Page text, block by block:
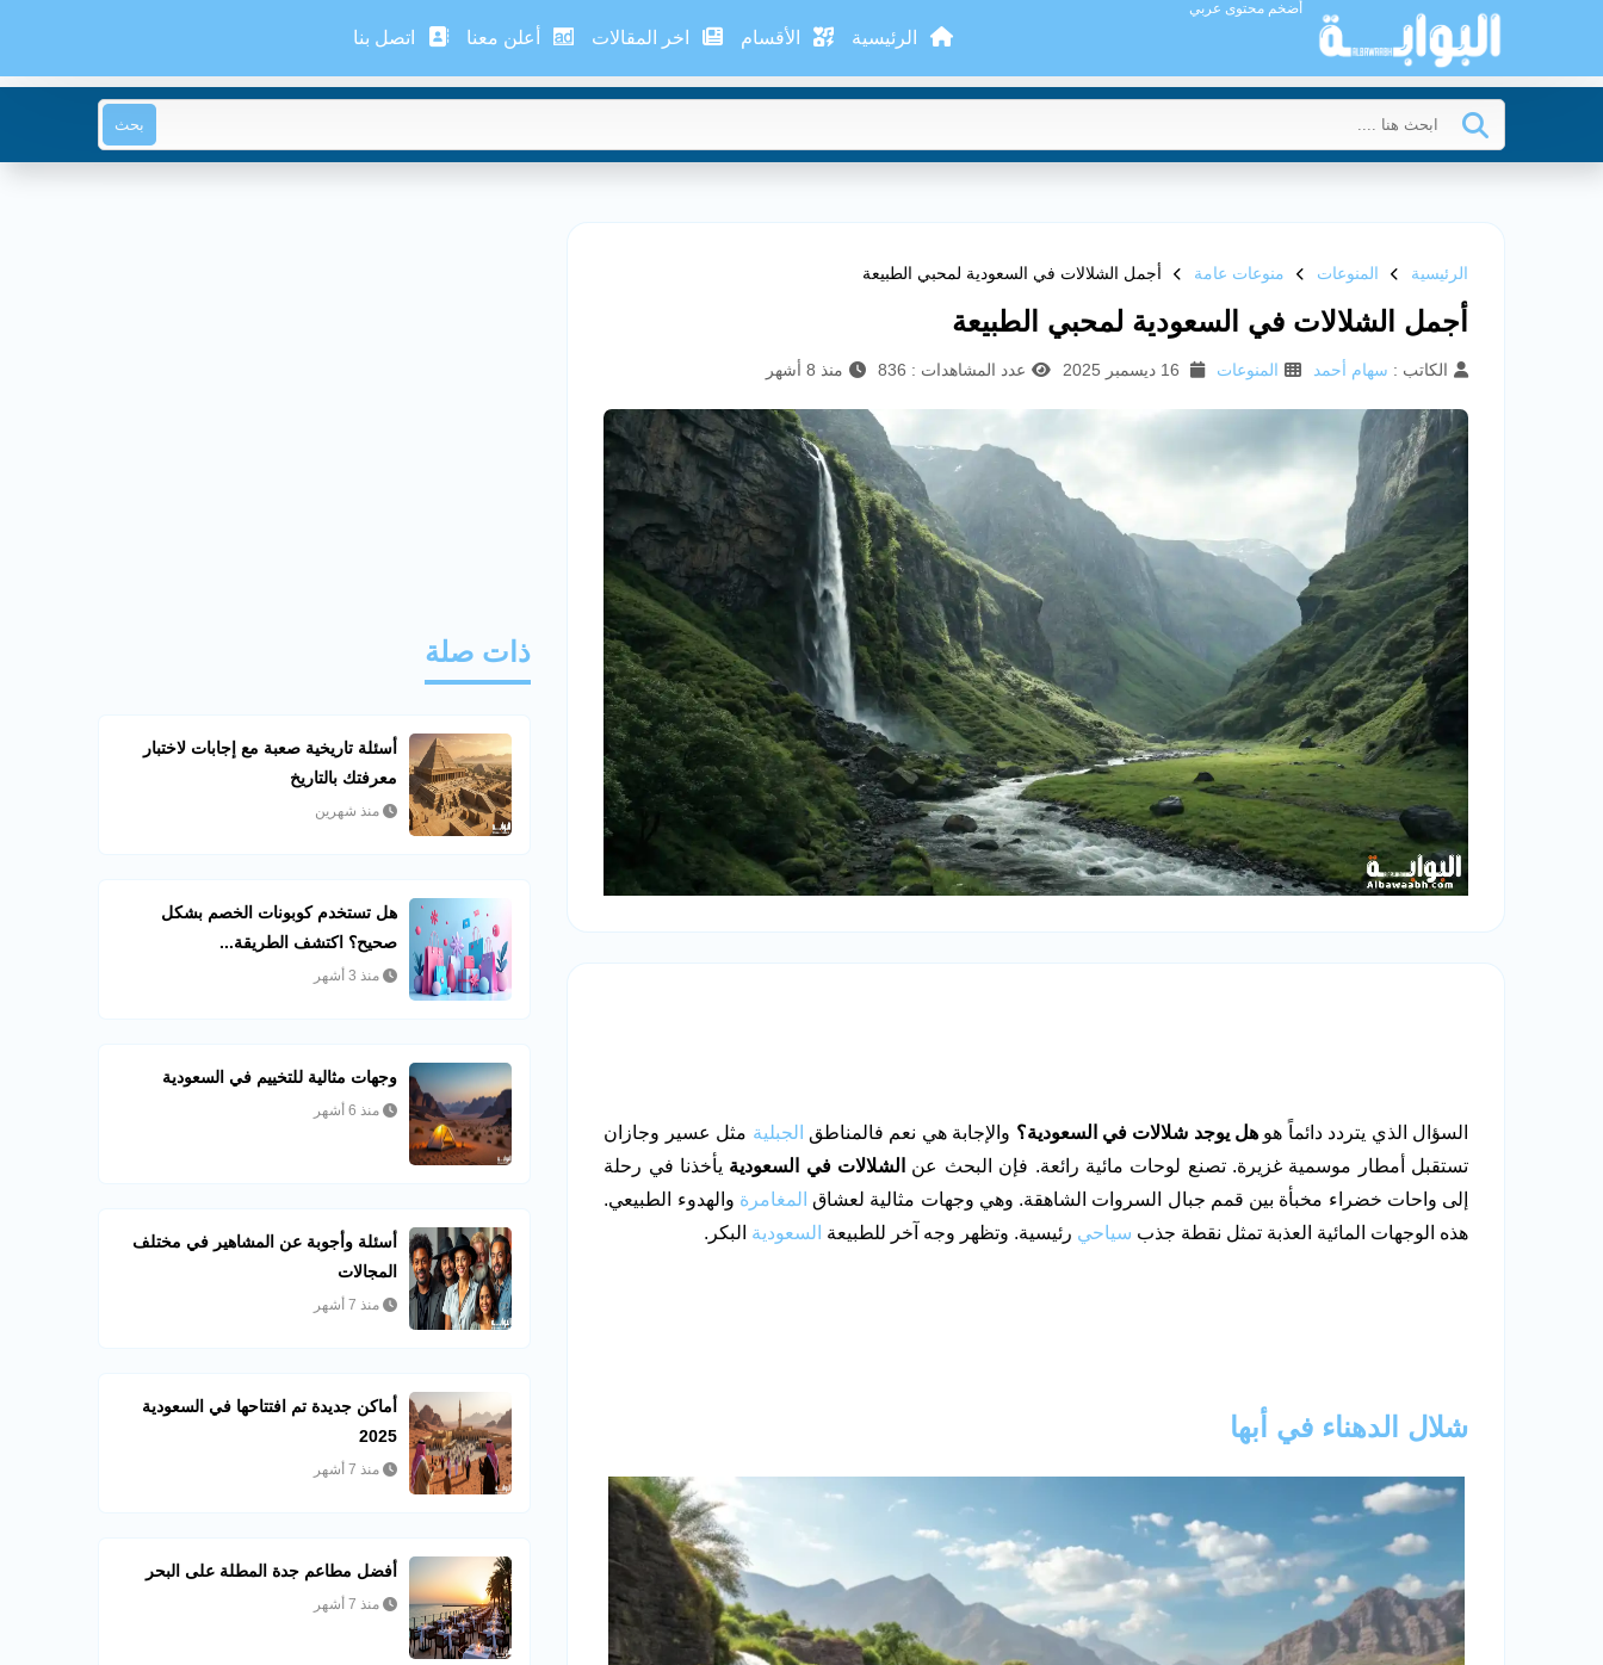
أضخم محتوى عربي
الرئيسية الأقسام اخر المقالات أعلن معنا اتصل بنا
بحث
الرئيسية المنوعات منوعات عامة أجمل الشلالات في السعودية لمحبي الطبيعة
أجمل الشلالات في السعودية لمحبي الطبيعة
الكاتب : سهام أحمد المنوعات عدد المشاهدات : 836 منذ 8 أشهر
السؤال الذي يتردد دائماً هو هل يوجد شلالات في السعودية؟ والإجابة هي نعم فالمناطق الجبلية مثل عسير وجازان
تستقبل أمطار موسمية غزيرة. تصنع لوحات مائية رائعة. فإن البحث عن
الشلالات في السعودية يأخذنا في رحلة
إلى واحات خضراء مخبأة بين قمم جبال السروات الشاهقة. وهي وجهات مثالية لعشاق المغامرة والهدوء الطبيعي.
هذه الوجهات المائية العذبة تمثل نقطة جذب سياحي رئيسية. وتظهر وجه آخر للطبيعة السعودية البكر.
شلال الدهناء في أبها
ذات صلة
أسئلة تاريخية صعبة مع إجابات لاختبار
معرفتك بالتاريخ
منذ شهرين
هل تستخدم كوبونات الخصم بشكل
صحيح؟ اكتشف الطريقة...
منذ 3 أشهر
وجهات مثالية للتخييم في السعودية
منذ 6 أشهر
أسئلة وأجوبة عن المشاهير في مختلف
المجالات
منذ 7 أشهر
أماكن جديدة تم افتتاحها في السعودية
2025
منذ 7 أشهر
أفضل مطاعم جدة المطلة على البحر
منذ 7 أشهر